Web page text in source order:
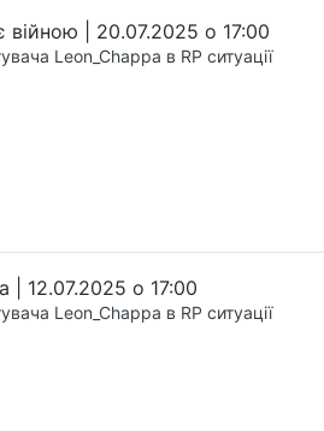
війною | 20.07.2025 о 17:00
Leon_Chappa в RP ситуації
| 12.07.2025 о 17:00
Leon_Chappa в RP ситуації